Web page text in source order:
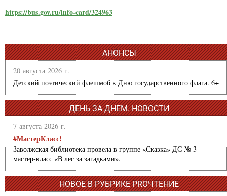
https://bus.gov.ru/info-card/324963
АНОНСЫ
20 августа 2026 г.
Детский поэтический флешмоб к Дню государственного флага. 6+
ДЕНЬ ЗА ДНЕМ. НОВОСТИ
7 августа 2026 г.
#МастерКласс!
Заволжская библиотека провела в группе «Сказка» ДС № 3
мастер-класс «В лес за загадками».
НОВОЕ В РУБРИКЕ PROЧТЕНИЕ